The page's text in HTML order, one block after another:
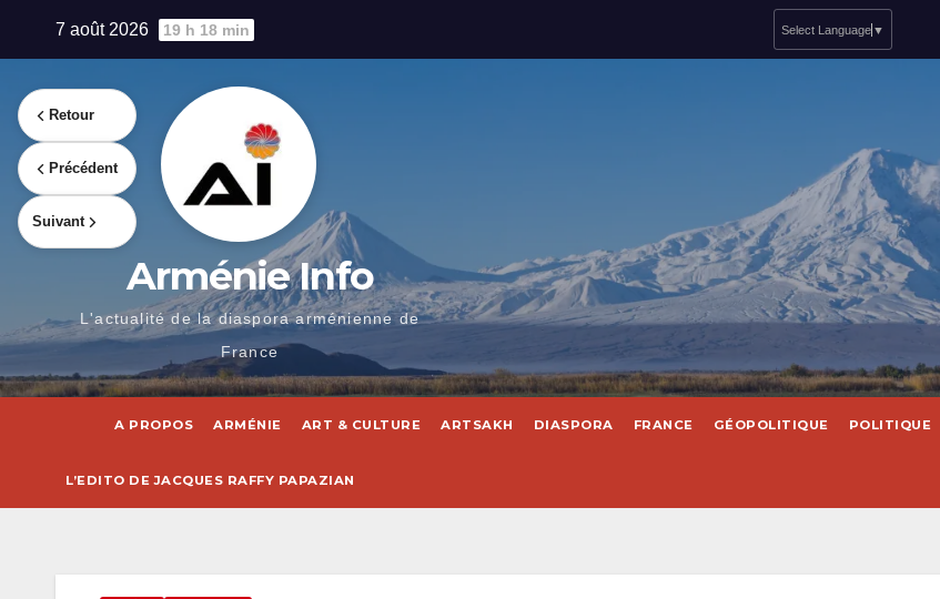
7 août 2026 19 h 18 min Select Language ▼
Arménie Info
L'actualité de la diaspora arménienne de
France
A PROPOS ARMÉNIE ART & CULTURE ARTSAKH DIASPORA FRANCE GÉOPOLITIQUE POLITIQUE
L’EDITO DE JACQUES RAFFY PAPAZIAN
Retour
Précédent
Suivant